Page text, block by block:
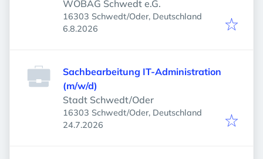
WOBAG Schwedt e.G.
16303 Schwedt/Oder, Deutschland
Veröffentlicht
6.8.2026
Sachbearbeitung IT-Administration
(m/w/d)
Stadt Schwedt/Oder
16303 Schwedt/Oder, Deutschland
Veröffentlicht
24.7.2026